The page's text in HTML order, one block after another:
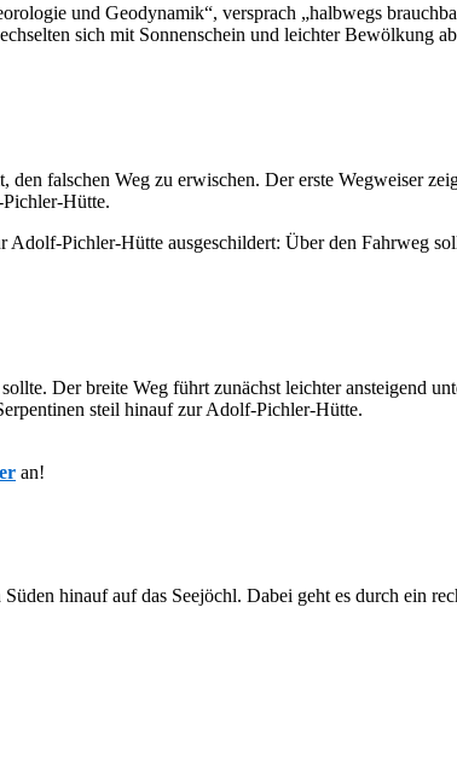
und Geodynamik“, versprach „halbwegs
sich mit Sonnenschein und leichter Bewölkung
falschen Weg zu erwischen. Der erste Wegweiser
Hütte.
Pichler-Hütte ausgeschildert: Über den Fahrweg
Der breite Weg führt zunächst leichter ansteigend
steil hinauf zur Adolf-Pichler-Hütte.
an!
hinauf auf das Seejöchl. Dabei geht es durch ein